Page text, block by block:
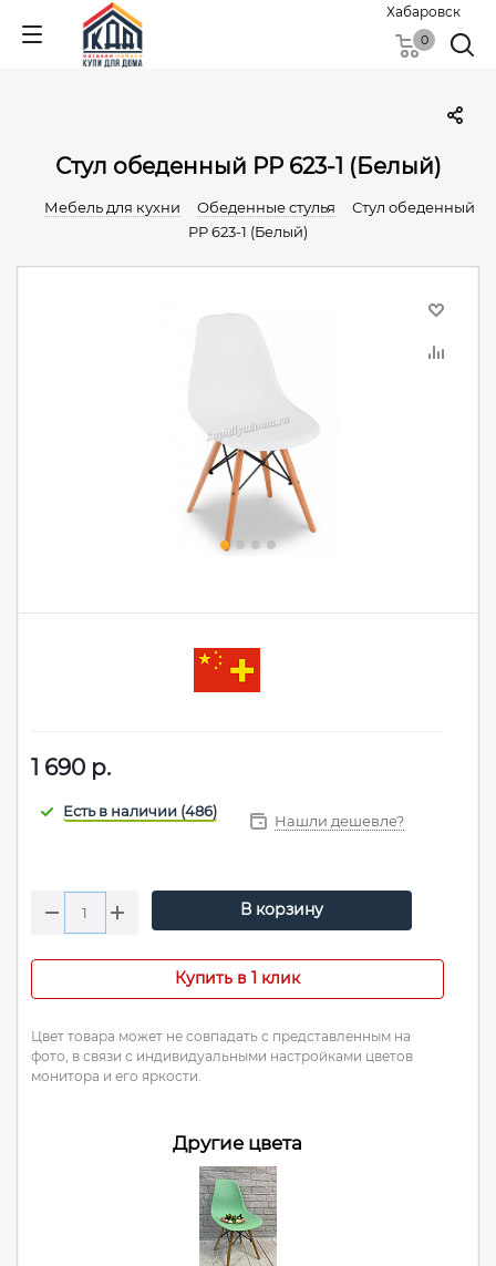
Хабаровск
0
Стул обеденный PP 623-1 (Белый)
Мебель для кухни Обеденные cтулья
Стул обеденный
PP 623-1 (Белый)
1 690 р.
Нашли дешевле?
В корзину
Купить в 1 клик
Цвет товара может не совпадать с представленным на
фото, в связи с индивидуальными настройками цветов
монитора и его яркости.
Другие цвета